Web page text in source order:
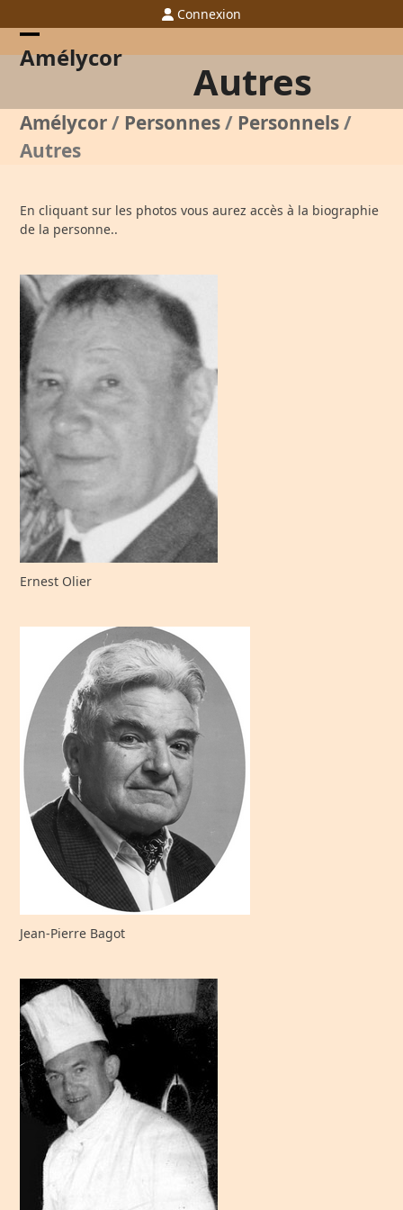
to
content
Connexion
Amélycor
Open
menu
Close
menu
Autres
Amélycor/ Personnes/ Personnels/
Autres
En cliquant sur les photos vous aurez accès à la biographie
de la personne..
Ernest Olier
Jean-Pierre Bagot